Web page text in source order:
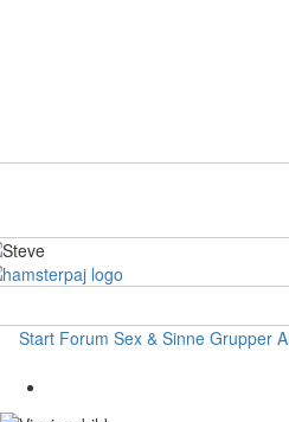
Start Forum Sex & Sinne Grupper